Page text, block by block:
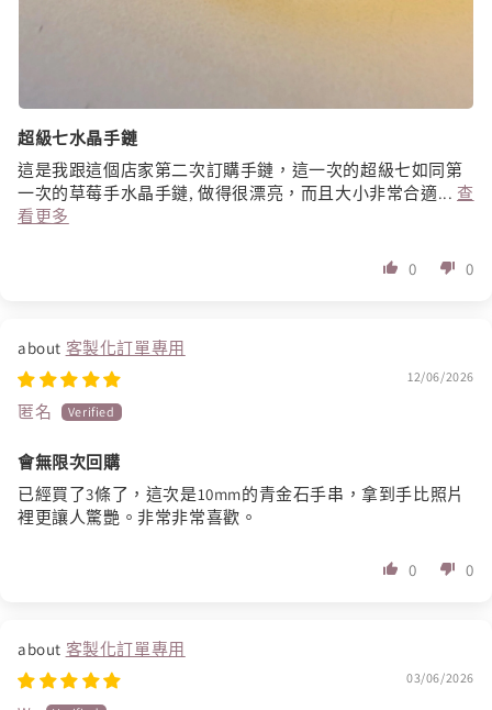
超級七水晶手鏈
這是我跟這個店家第二次訂購手鏈，這一次的超級七如同第
一次的草莓手水晶手鏈, 做得很漂亮，而且大小非常合適... 查
看更多
0 0
客製化訂單專用
12/06/2026
匿名
會無限次回購
已經買了3條了，這次是10mm的青金石手串，拿到手比照片
裡更讓人驚艷。非常非常喜歡。
0 0
客製化訂單專用
03/06/2026